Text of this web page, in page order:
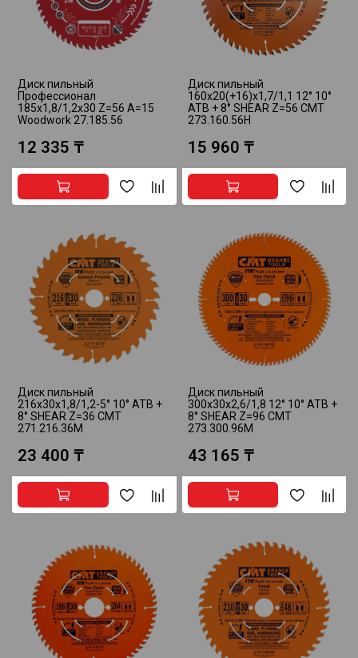
Диск пильный
Профессионал
185x1,8/1,2x30 Z=56 A=15
Woodwork 27.185.56
12 335 ₸
Диск пильный
160x20(+16)x1,7/1,1 12° 10°
ATB + 8° SHEAR Z=56 CMT
273.160.56H
15 960 ₸
Диск пильный
216x30x1,8/1,2-5° 10° ATB +
8° SHEAR Z=36 CMT
271.216.36M
23 400 ₸
Диск пильный
300x30x2,6/1,8 12° 10° ATB +
8° SHEAR Z=96 CMT
273.300.96M
43 165 ₸